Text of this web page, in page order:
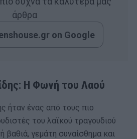
άρθρα
on Google
Η Φωνή του Λαού
ήταν ένας από τους πιο
του λαϊκού τραγουδιού
γεμάτη συναίσθημα και